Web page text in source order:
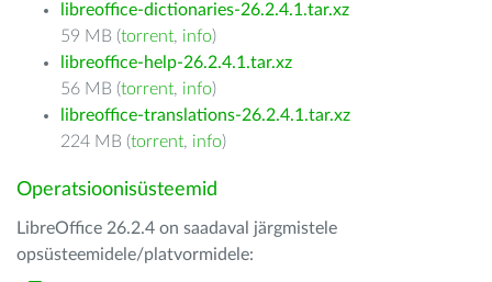
libreoffice-dictionaries-26.2.4.1.tar.xz
59 MB (torrent, info)
libreoffice-help-26.2.4.1.tar.xz
56 MB (torrent, info)
libreoffice-translations-26.2.4.1.tar.xz
224 MB (torrent, info)
Operatsioonisüsteemid
LibreOffice 26.2.4 on saadaval järgmistele
opsüsteemidele/platvormidele: